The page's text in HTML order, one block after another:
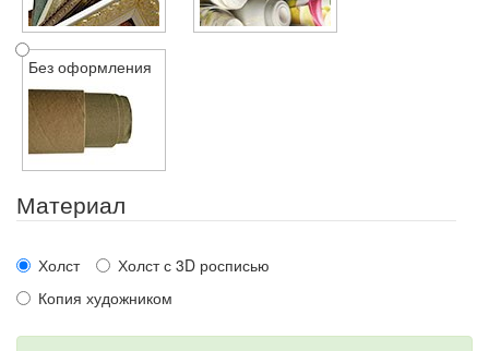
Без оформления
Материал
Холст
Холст с 3D росписью
Копия художником